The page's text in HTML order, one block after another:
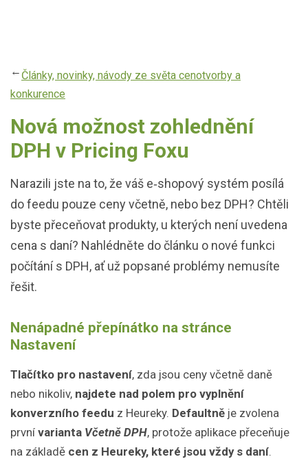
obsahu
Články, novinky, návody ze světa cenotvorby a
konkurence
Nová možnost zohlednění
DPH v Pricing Foxu
Narazili jste na to, že váš e‑shopový systém posílá
do feedu pouze ceny včetně, nebo bez DPH? Chtěli
byste přeceňovat produkty, u kterých není uvedena
cena s daní? Nahlédněte do článku o nové funkci
počítání s DPH, ať už popsané problémy nemusíte
řešit.
Nenápadné přepínátko na stránce
Nastavení
Tlačítko pro nastavení, zda jsou ceny včetně daně
nebo nikoliv, najdete nad polem pro vyplnění
konverzního feedu z Heureky. Defaultně je zvolena
první varianta Včetně DPH, protože aplikace přeceňuje
na základě cen z Heureky, které jsou vždy s daní.